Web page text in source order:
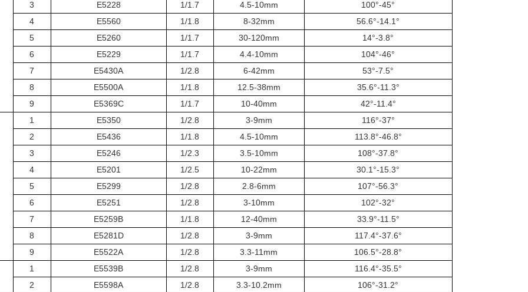
3
E5228 1/1.7 4.5-10mm
100°-45°
4
E5560 1/1.8 8-32mm
56.6°-14.1°
5
E5260 1/1.7 30-120mm
14°-3.8°
6
E5229 1/1.7 4.4-10mm
104°-46°
7
E5430A 1/2.8 6-42mm
53°-7.5°
8
E5500A 1/1.8 12.5-38mm
35.6°-11.3°
9
E5369C 1/1.7 10-40mm
42°-11.4°
1
E5350 1/2.8 3-9mm
116°-37°
2
E5436 1/1.8 4.5-10mm
113.8°-46.8°
3
E5246 1/2.3 3.5-10mm
108°-37.8°
4
E5201 1/2.5 10-22mm
30.1°-15.3°
5
E5299 1/2.8 2.8-6mm
107°-56.3°
6
E5251 1/2.8 3-10mm
102°-32°
7
E5259B 1/1.8 12-40mm
33.9°-11.5°
8
E5281D 1/2.8 3-9mm
117.4°-37.6°
9
E5522A 1/2.8 3.3-11mm
106.5°-28.8°
1
E5539B 1/2.8 3-9mm
116.4°-35.5°
2
E5598A 1/2.8 3.3-10.2mm
106°-31.2°